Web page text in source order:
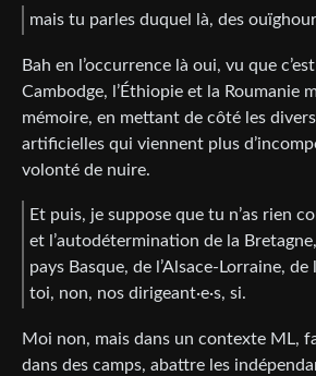
mais tu parles duquel là, des
Bah en l’occurrence là oui, vu que
Cambodge, l’Éthiopie et la Roumanie
mémoire, en mettant de côté les
artificielles qui viennent plus
volonté de nuire.
Et puis, je suppose que tu n’as rien
et l’autodétermination de la
pays Basque, de l’Alsace-Lorraine, de
toi, non, nos dirigeant·e·s, si.
Moi non, mais dans un contexte ML,
dans des camps, abattre les